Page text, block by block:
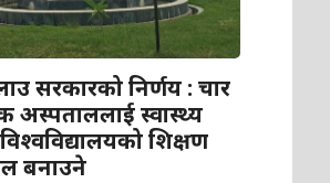
सरकारको निर्णय : चार
अस्पताललाई स्वास्थ्य
विश्वविद्यालयको शिक्षण
बनाउने